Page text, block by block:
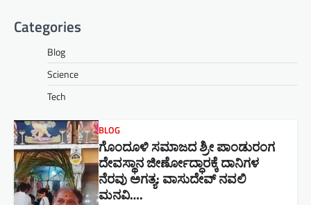
Categories
Blog
Science
Tech
BLOG
ಗೊಂದೂಳಿ ಸಮಾಜದ ಶ್ರೀ ಪಾಂಡುರಂಗ
ದೇವಸ್ಥಾನ ಜೀರ್ಣೋದ್ಧಾರಕ್ಕೆ ದಾನಿಗಳ
ನೆರವು ಅಗತ್ಯ: ವಾಸುದೇವ್ ನವಲಿ
ಮನವಿ​….